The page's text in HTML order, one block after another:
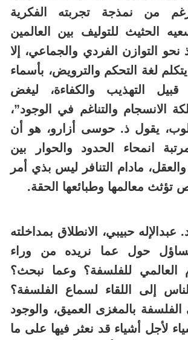
من نمذجة تجربته الفكرية
الحثيث للتوليف بين العالمين
نحو التوازن الفردي والجماعي، إلا
لغة التحكم والترويض، بأسماء
التهذيب والكفاءة، ليغض
الانسجام والتناغم في الوجود”،
يقول ذ. حوسى أزارو، هو أن
انمحاء الحدود والحوار بين
مادام التنافر ليس بذي أمر
تؤثث معالمها وطبائعها الحقة.
عبدالإله حبيبي، الانطلاق بمداخلته
حول عما نريده من وراء
العالمي للفلسفة؟ وعما نبحث؟
إلى اللقاء لسماع الفلسفة؟
بالمغزى العميق، والوجود
لأجل أشياء قد نعثر فيها على ما